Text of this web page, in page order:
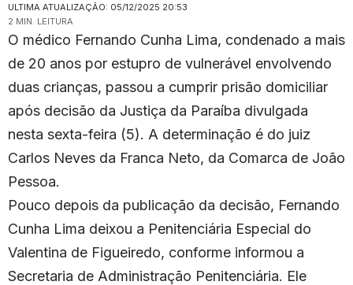
ULTIMA ATUALIZAÇÃO: 05/12/2025 20:53
2 MIN. LEITURA
O médico Fernando Cunha Lima, condenado a mais
de 20 anos por estupro de vulnerável envolvendo
duas crianças, passou a cumprir prisão domiciliar
após decisão da Justiça da Paraíba divulgada
nesta sexta-feira (5). A determinação é do juiz
Carlos Neves da Franca Neto, da Comarca de João
Pessoa.
Pouco depois da publicação da decisão, Fernando
Cunha Lima deixou a Penitenciária Especial do
Valentina de Figueiredo, conforme informou a
Secretaria de Administração Penitenciária. Ele